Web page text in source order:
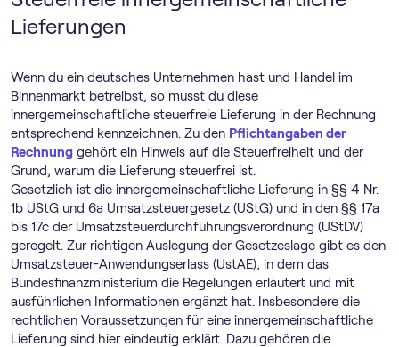
Lieferungen
Wenn du ein deutsches Unternehmen hast und Handel im
Binnenmarkt betreibst, so musst du diese
innergemeinschaftliche steuerfreie Lieferung in der Rechnung
entsprechend kennzeichnen. Zu den Pflichtangaben der
Rechnung gehört ein Hinweis auf die Steuerfreiheit und der
Grund, warum die Lieferung steuerfrei ist.
Gesetzlich ist die innergemeinschaftliche Lieferung in §§ 4 Nr.
1b UStG und 6a Umsatzsteuergesetz (UStG) und in den §§ 17a
bis 17c der Umsatzsteuerdurchführungsverordnung (UStDV)
geregelt. Zur richtigen Auslegung der Gesetzeslage gibt es den
Umsatzsteuer-Anwendungserlass (UstAE), in dem das
Bundesfinanzministerium die Regelungen erläutert und mit
ausführlichen Informationen ergänzt hat. Insbesondere die
rechtlichen Voraussetzungen für eine innergemeinschaftliche
Lieferung sind hier eindeutig erklärt. Dazu gehören die